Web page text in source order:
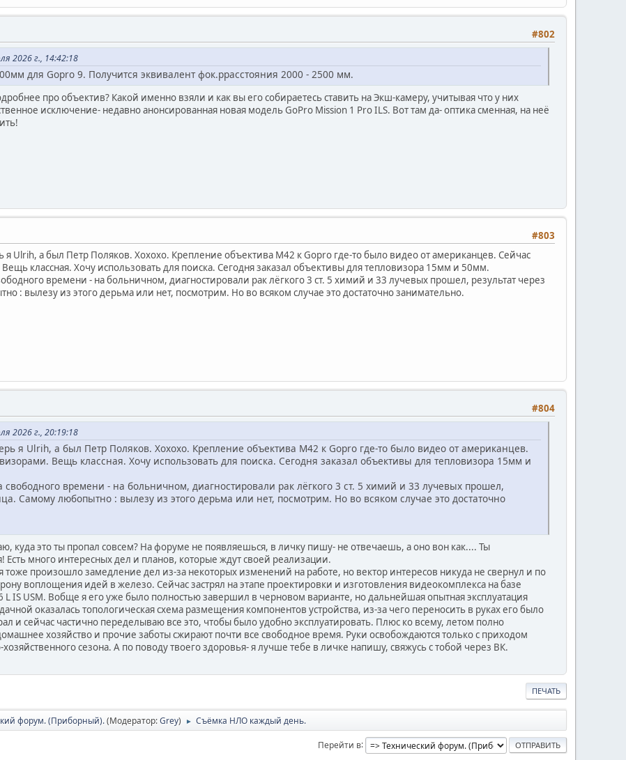
#802
2026 г., 14:42:18
для Gopro 9. Получится эквивалент фок.ррасстояния 2000 - 2500 мм.
про объектив? Какой именно взяли и как вы его собираетесь ставить на Экш-камеру, учитывая что у них
исключение- недавно анонсированная новая модель GoPro Mission 1 Pro ILS. Вот там да- оптика сменная, на неё
#803
Ulrih, а был Петр Поляков. Хохохо. Крепление объектива М42 к Gopro где-то было видео от американцев. Сейчас
классная. Хочу использовать для поиска. Сегодня заказал объективы для тепловизора 15мм и 50мм.
времени - на больничном, диагностировали рак лёгкого 3 ст. 5 химий и 33 лучевых прошел, результат через
: вылезу из этого дерьма или нет, посмотрим. Но во всяком случае это достаточно занимательно.
#804
2026 г., 20:19:18
я Ulrih, а был Петр Поляков. Хохохо. Крепление объектива М42 к Gopro где-то было видео от американцев.
Вещь классная. Хочу использовать для поиска. Сегодня заказал объективы для тепловизора 15мм и
свободного времени - на больничном, диагностировали рак лёгкого 3 ст. 5 химий и 33 лучевых прошел,
Самому любопытно : вылезу из этого дерьма или нет, посмотрим. Но во всяком случае это достаточно
куда это ты пропал совсем? На форуме не появляешься, в личку пишу- не отвечаешь, а оно вон как.... Ты
Есть много интересных дел и планов, которые ждут своей реализации.
тоже произошло замедление дел из-за некоторых изменений на работе, но вектор интересов никуда не свернул и по
воплощения идей в железо. Сейчас застрял на этапе проектировки и изготовления видеокомплекса на базе
L IS USM. Вобще я его уже было полностью завершил в черновом варианте, но дальнейшая опытная эксплуатация
оказалась топологическая схема размещения компонентов устройства, из-за чего переносить в руках его было
и сейчас частично переделываю все это, чтобы было удобно эксплуатировать. Плюс ко всему, летом полно
хозяйство и прочие заботы сжирают почти все свободное время. Руки освобождаются только с приходом
сезона. А по поводу твоего здоровья- я лучше тебе в личке напишу, свяжусь с тобой через ВК.
ПЕЧАТЬ
форум. (Приборный).(Модератор:Grey) ► Съёмка НЛО каждый день.
Перейти в